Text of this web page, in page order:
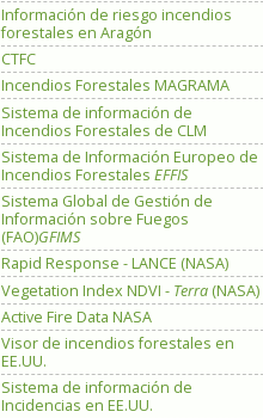
Información de riesgo incendios
forestales en Aragón
CTFC
Incendios Forestales MAGRAMA
Sistema de información de
Incendios Forestales de CLM
Sistema de Información Europeo de
Incendios Forestales EFFIS
Sistema Global de Gestión de
Información sobre Fuegos
(FAO)GFIMS
Rapid Response - LANCE (NASA)
Vegetation Index NDVI - Terra (NASA)
Active Fire Data NASA
Visor de incendios forestales en
EE.UU.
Sistema de información de
Incidencias en EE.UU.